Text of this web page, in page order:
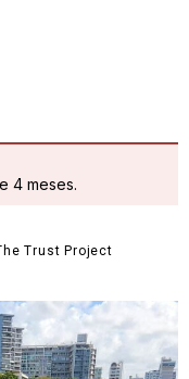
4 meses.